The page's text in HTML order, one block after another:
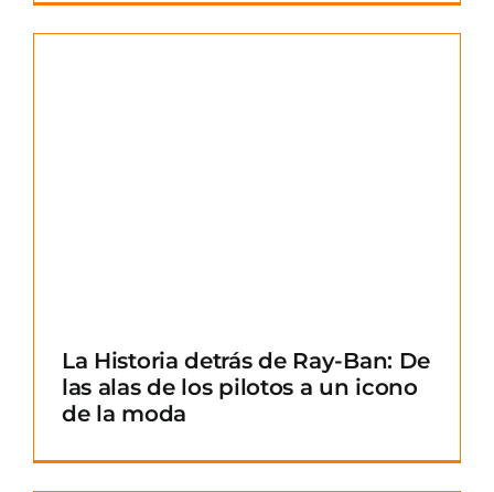
La Historia detrás de Ray-Ban: De
las alas de los pilotos a un icono
de la moda